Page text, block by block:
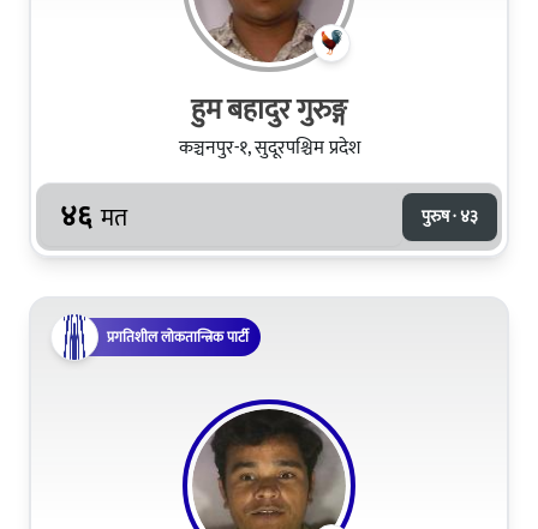
हुम बहादुर गुरुङ्ग
कञ्चनपुर-१, सुदूरपश्चिम प्रदेश
४६ मत पुरुष · ४३
प्रगतिशील लोकतान्त्रिक पार्टी